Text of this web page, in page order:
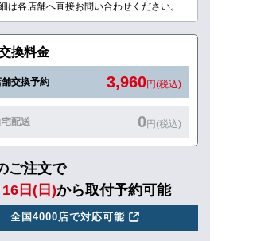
は各店舗へ直接お問い合わせください。
換料金
舗交換予約 3,960円(税込)
宅配送 0円(税込)
ご注文で
日(日)から取付予約可能
全国4000店で対応可能